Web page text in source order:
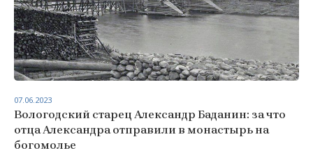
Вологодский старец Александр Баданин: за что
отца Александра отправили в монастырь на
богомолье
07.06.2023